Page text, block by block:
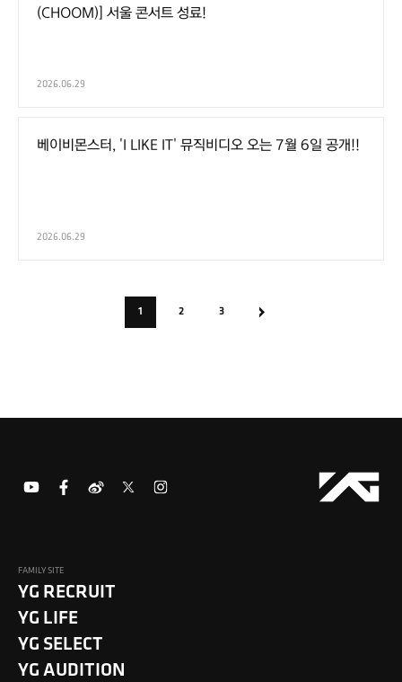
(CHOOM)] 서울 콘서트 성료!
2026.06.29
베이비몬스터, 'I LIKE IT' 뮤직비디오 오는 7월 6일 공개!!
2026.06.29
1 2 3
FAMILY SITE
YG RECRUIT
YG LIFE
YG SELECT
YG AUDITION